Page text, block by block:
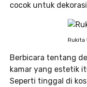
cocok untuk
Rukita
Berbicara tentang
kamar yang estetik
Seperti tinggal di